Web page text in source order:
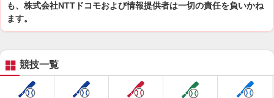
も、株式会社NTTドコモおよび情報提供者は一切の責任を負いかね
ます。
競技一覧